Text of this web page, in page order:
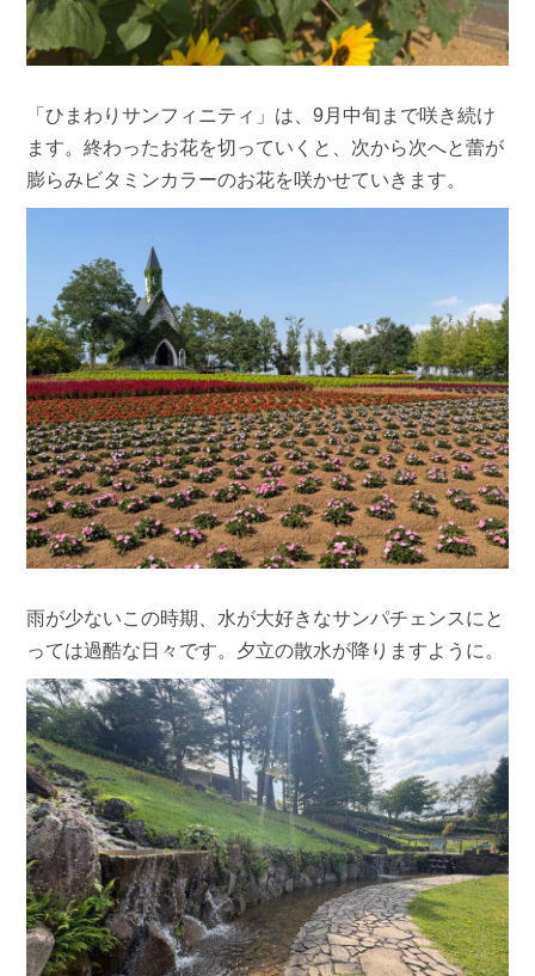
「ひまわりサンフィニティ」は、9月中旬まで咲き続け
ます。終わったお花を切っていくと、次から次へと蕾が
膨らみビタミンカラーのお花を咲かせていきます。
雨が少ないこの時期、水が大好きなサンパチェンスにと
っては過酷な日々です。夕立の散水が降りますように。